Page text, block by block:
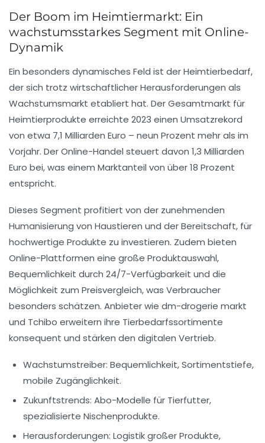
Der Boom im Heimtiermarkt: Ein
wachstumsstarkes Segment mit Online-
Dynamik
Ein besonders dynamisches Feld ist der Heimtierbedarf,
der sich trotz wirtschaftlicher Herausforderungen als
Wachstumsmarkt etabliert hat. Der Gesamtmarkt für
Heimtierprodukte erreichte 2023 einen Umsatzrekord
von etwa 7,1 Milliarden Euro – neun Prozent mehr als im
Vorjahr. Der Online-Handel steuert davon 1,3 Milliarden
Euro bei, was einem Marktanteil von über 18 Prozent
entspricht.
Dieses Segment profitiert von der zunehmenden
Humanisierung von Haustieren und der Bereitschaft, für
hochwertige Produkte zu investieren. Zudem bieten
Online-Plattformen eine große Produktauswahl,
Bequemlichkeit durch 24/7-Verfügbarkeit und die
Möglichkeit zum Preisvergleich, was Verbraucher
besonders schätzen. Anbieter wie dm-drogerie markt
und Tchibo erweitern ihre Tierbedarfssortimente
konsequent und stärken den digitalen Vertrieb.
Wachstumstreiber: Bequemlichkeit, Sortimentstiefe,
mobile Zugänglichkeit.
Zukunftstrends: Abo-Modelle für Tierfutter,
spezialisierte Nischenprodukte.
Herausforderungen: Logistik großer Produkte,